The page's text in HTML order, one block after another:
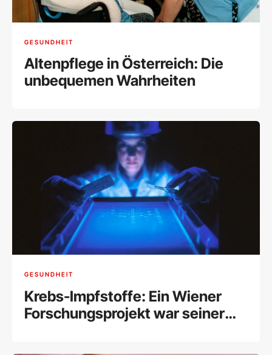
GESUNDHEIT
Altenpflege in Österreich: Die
unbequemen Wahrheiten
GESUNDHEIT
Krebs-Impfstoffe: Ein Wiener
Forschungsprojekt war seiner